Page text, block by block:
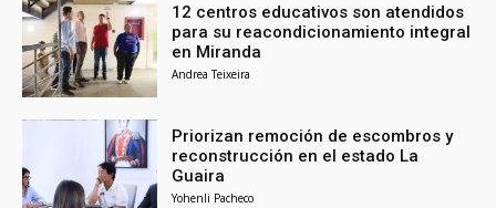
12 centros educativos son atendidos
para su reacondicionamiento integral
en Miranda
Andrea Teixeira
Priorizan remoción de escombros y
reconstrucción en el estado La
Guaira
Yohenli Pacheco